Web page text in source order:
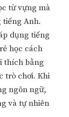
từ vựng mà
Anh.
dụng tiếng
học cách
thích bằng
trò chơi. Khi
ngôn ngữ,
và tự nhiên